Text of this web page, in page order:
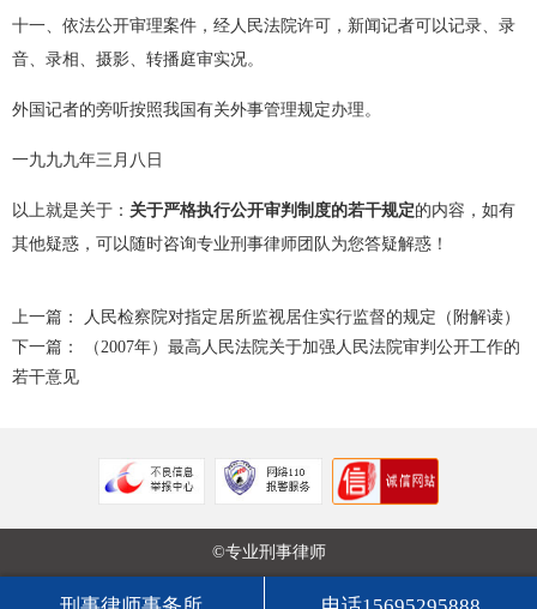
十一、依法公开审理案件，经人民法院许可，新闻记者可以记录、录
音、录相、摄影、转播庭审实况。
外国记者的旁听按照我国有关外事管理规定办理。
一九九九年三月八日
以上就是关于： 关于严格执行公开审判制度的若干规定的内容，如有
其他疑惑，可以随时咨询专业刑事律师团队为您答疑解惑！
上一篇：
人民检察院对指定居所监视居住实行监督的规定（附解读）
下一篇：
（2007年）最高人民法院关于加强人民法院审判公开工作的
若干意见
©专业刑事律师